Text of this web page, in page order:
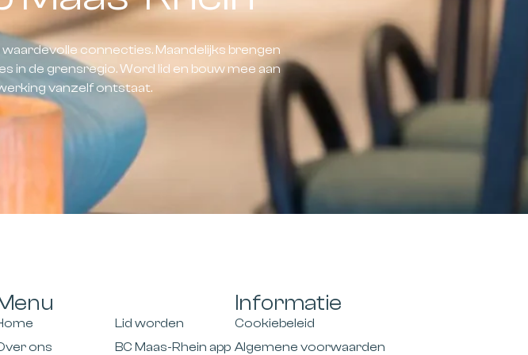
connecties. Maandelijks brengen
in de grensregio. Word lid en bouw mee aan
vanzelf ontstaat.
ons
Lid worden
BC Maas-Rhein app
Informatie
Cookiebeleid
Algemene voorwaarden